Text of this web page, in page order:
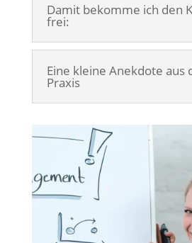
Damit bekomme ich den
frei:
Eine kleine Anekdote aus
Praxis